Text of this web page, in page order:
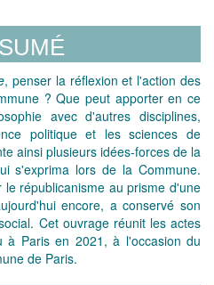
, penser la réflexion et l'action des
? Que peut apporter en ce
avec d'autres disciplines,
politique et les sciences de
ainsi plusieurs idées-forces de la
s'exprima lors de la Commune.
républicanisme au prisme d'une
encore, a conservé son
Cet ouvrage réunit les actes
à Paris en 2021, à l'occasion du
de Paris.